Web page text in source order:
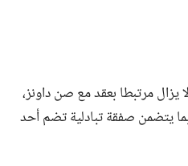
يزال مرتبطا بعقد مع صن داونز،
يتضمن صفقة تبادلية تضم أحد